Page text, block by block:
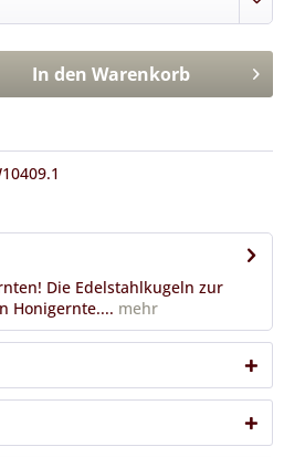
In den Warenkorb
Die Edelstahlkugeln zur
Honigernte.... mehr